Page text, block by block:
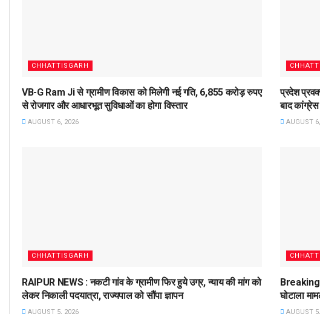
CHHATTISGARH
VB-G Ram Ji से ग्रामीण विकास को मिलेगी नई गति, 6,855 करोड़ रुपए
से रोजगार और आधारभूत सुविधाओं का होगा विस्तार
AUGUST 6, 2026
प्रदेश
बाद
AUGUST
CHHATTISGARH
RAIPUR NEWS : नकटी गांव के ग्रामीण फिर हुये उग्र, न्याय की मांग को
लेकर निकाली पदयात्रा, राज्यपाल को सौंपा ज्ञापन
AUGUST 5, 2026
Breaking
घोटाला
AUGUST